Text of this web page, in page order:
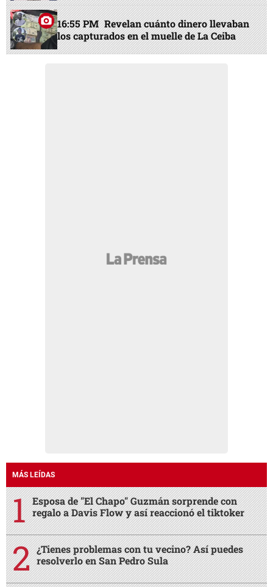
16:55 PM Revelan cuánto dinero llevaban
los capturados en el muelle de La Ceiba
MÁS LEÍDAS
Esposa de "El Chapo" Guzmán sorprende con
regalo a Davis Flow y así reaccionó el tiktoker
¿Tienes problemas con tu vecino? Así puedes
resolverlo en San Pedro Sula